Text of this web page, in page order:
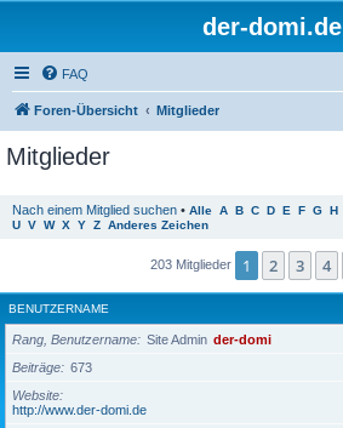
der-domi.de
FAQ
Foren-Übersicht Mitglieder
Mitglieder
Nach einem Mitglied suchen • Alle A B C D E F G H
U V W X Y Z Anderes Zeichen
203 Mitglieder 1 2 3 4
BENUTZERNAME
Rang, Benutzername Site Admin der-domi
Beiträge
673
Website
http://www.der-domi.de